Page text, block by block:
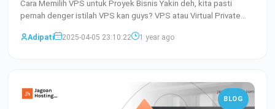
Cara Memilih VPS untuk Proyek Bisnis Yakin deh, kita pasti
pernah denger istilah VPS kan guys? VPS atau Virtual Private
Adipati
2025-04-05 23:10:22 1 year ago
BLOG